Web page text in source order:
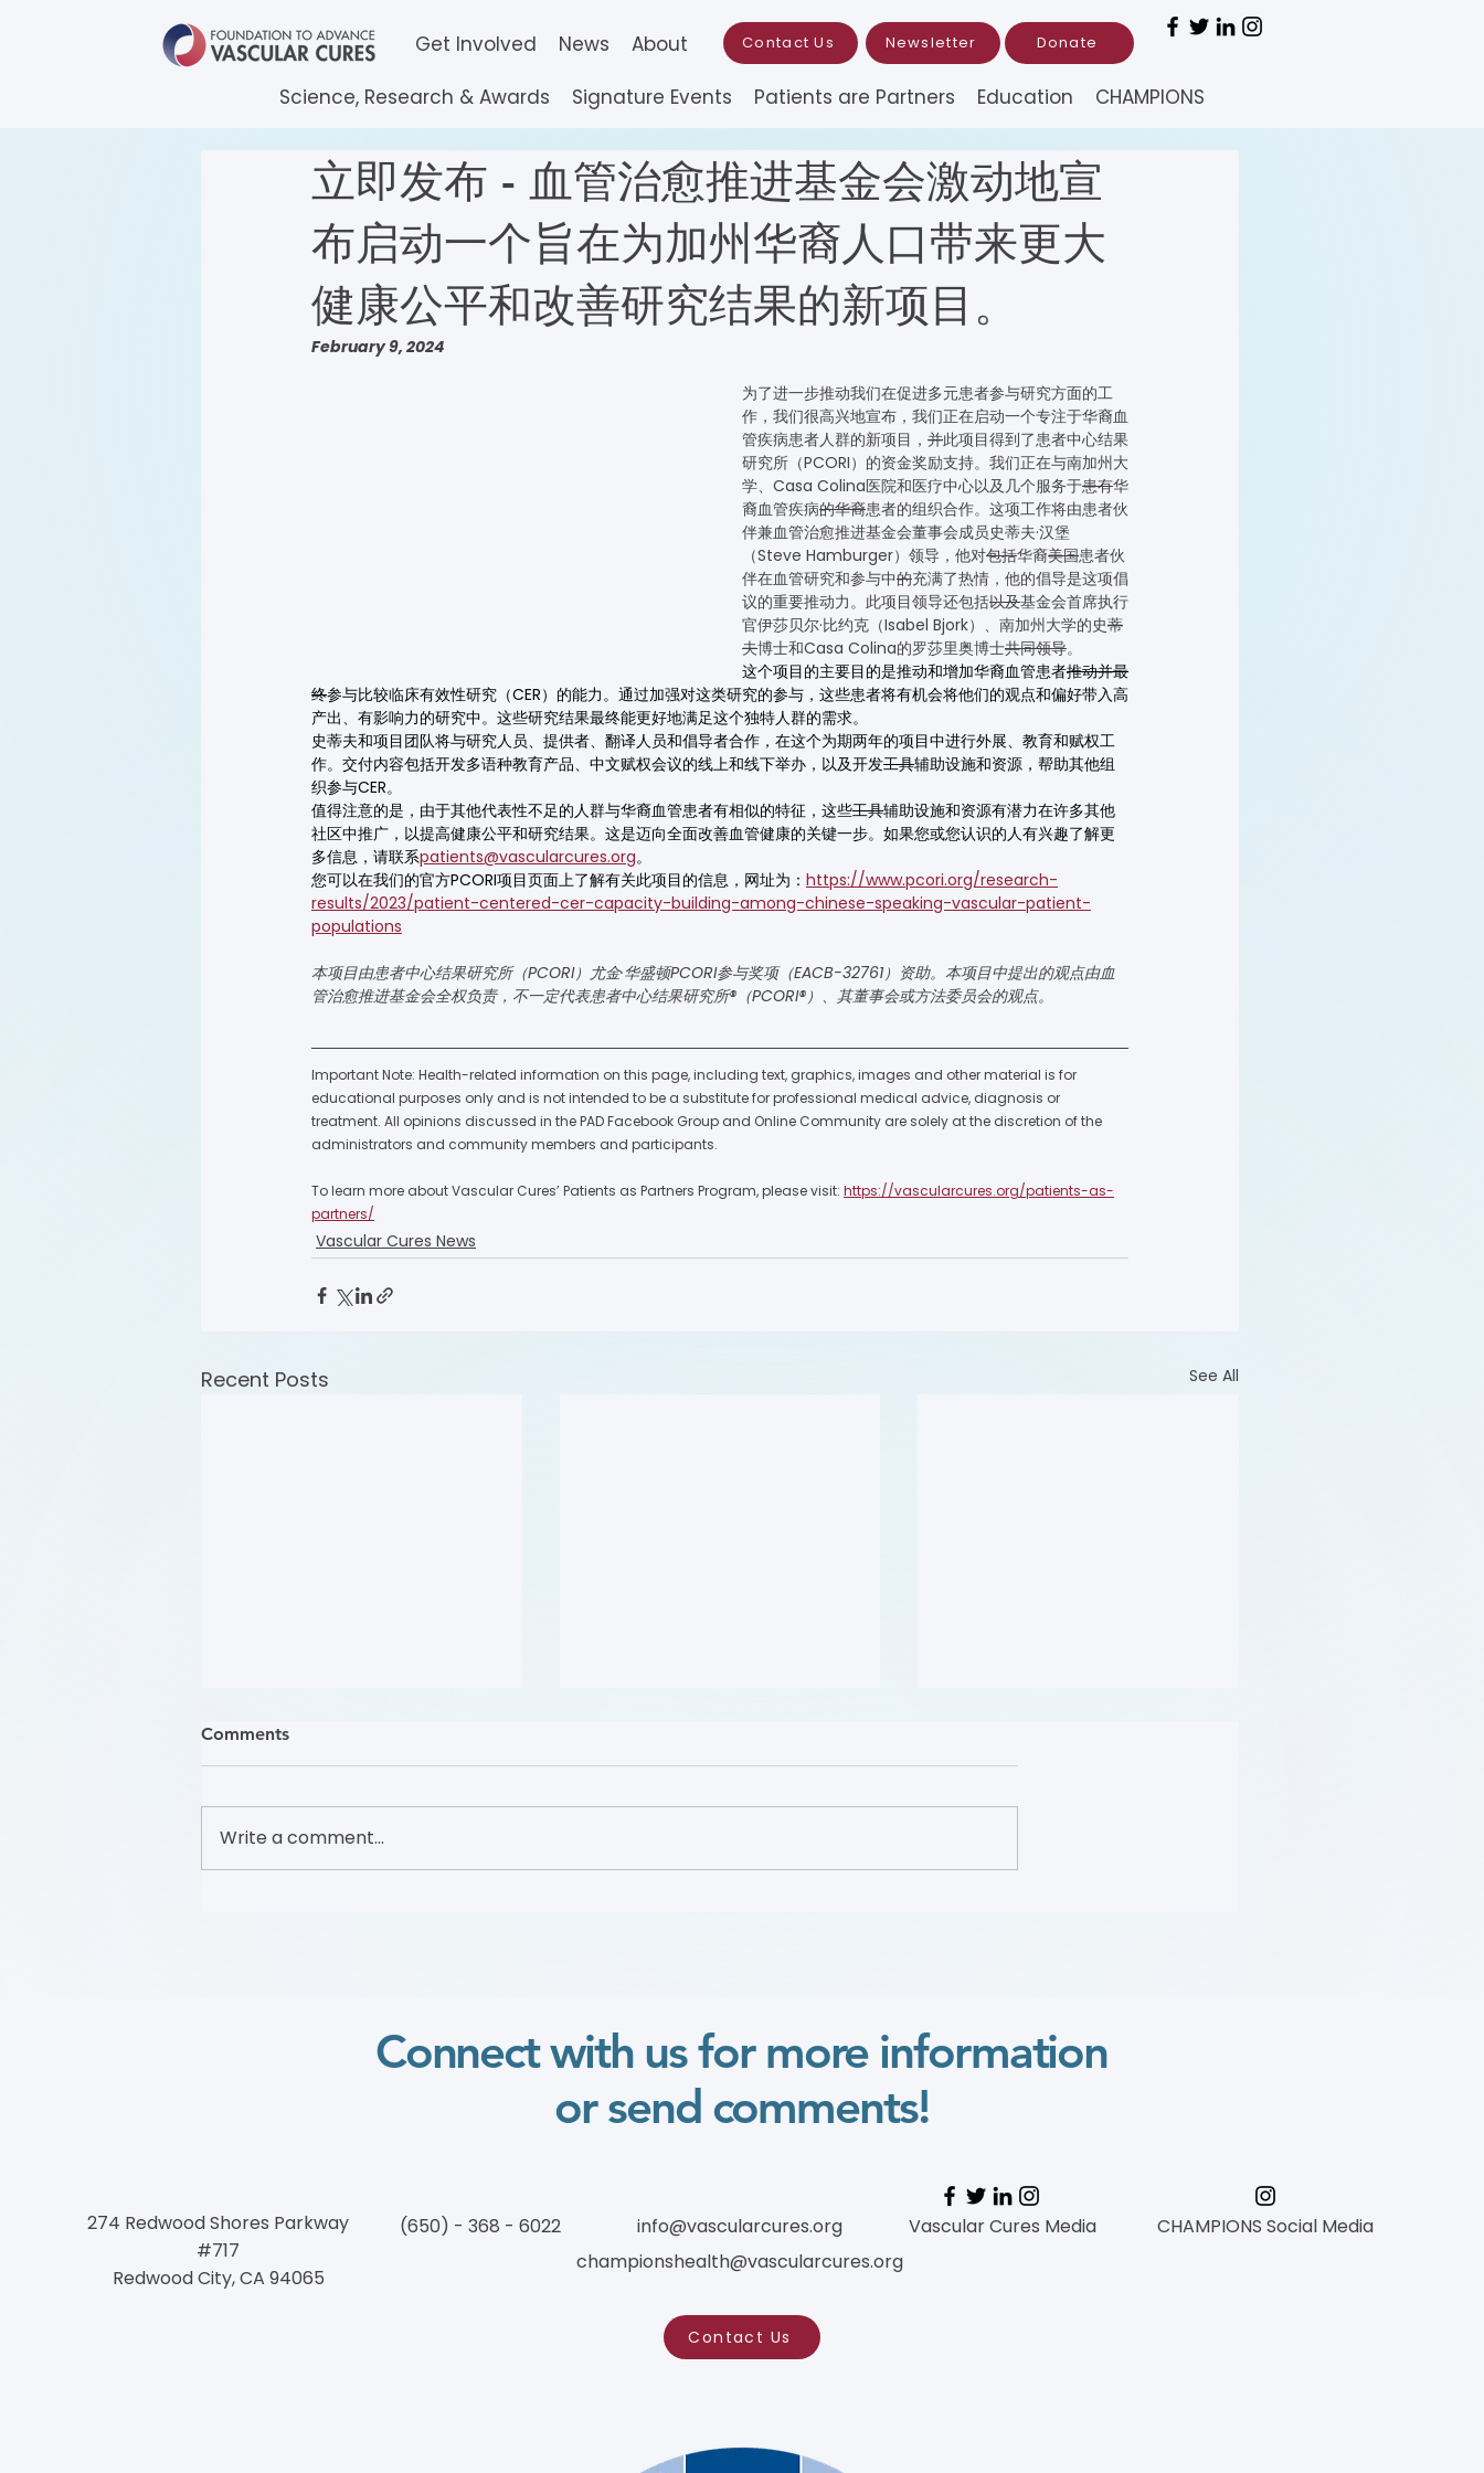
Get Involved News About Contact Us Newsletter Donate
Science, Research & Awards Signature Events Patients are Partners Education CHAMPIONS
立即发布 - 血管治愈推进基金会激动地宣
布启动一个旨在为加州华裔人口带来更大
健康公平和改善研究结果的新项目。
February 9, 2024
为了进一步推动我们在促进多元患者参与研究方面的工
作，我们很高兴地宣布，我们正在启动一个专注于华裔血
管疾病患者人群的新项目， 并此项目得到了患者中心结果
研究所（PCORI）的资金奖励支持。我们正在与南加州大
学、Casa Colina医院和医疗中心以及几个服务于患有华
裔血管疾病的华裔患者的组织合作。这项工作将由患者伙
伴兼血管治愈推进基金会董事会成员史蒂夫·汉堡
（Steve Hamburger）领导，他对包括华裔美国患者伙
伴在血管研究和参与中的充满了热情，他的倡导是这项倡
议的重要推动力。此项目领导还包括以及基金会首席执行
官伊莎贝尔·比约克（Isabel Bjork）、南加州大学的史蒂
夫博士和Casa Colina的罗莎里奥博士共同领导。
这个项目的主要目的是推动和增加华裔血管患者推动并最
终参与比较临床有效性研究（CER）的能力。通过加强对这类研究的参与，这些患者将有机会将他们的观点和偏好带入高
产出、有影响力的研究中。这些研究结果最终能更好地满足这个独特人群的需求。
史蒂夫和项目团队将与研究人员、提供者、翻译人员和倡导者合作，在这个为期两年的项目中进行外展、教育和赋权工
作。交付内容包括开发多语种教育产品、中文赋权会议的线上和线下举办，以及开发工具辅助设施和资源，帮助其他组
织参与CER。
值得注意的是，由于其他代表性不足的人群与华裔血管患者有相似的特征，这些工具辅助设施和资源有潜力在许多其他
社区中推广，以提高健康公平和研究结果。这是迈向全面改善血管健康的关键一步。如果您或您认识的人有兴趣了解更
多信息，请联系patients@vascularcures.org。
您可以在我们的官方PCORI项目页面上了解有关此项目的信息，网址为： https://www.pcori.org/research-
results/2023/patient-centered-cer-capacity-building-among-chinese-speaking-vascular-patient-
populations
本项目由患者中心结果研究所（PCORI）尤金·华盛顿PCORI参与奖项（EACB-32761）资助。本项目中提出的观点由血
管治愈推进基金会全权负责，不一定代表患者中心结果研究所®（PCORI®）、其董事会或方法委员会的观点。
Important Note: Health-related information on this page, including text, graphics, images and other material is for
educational purposes only and is not intended to be a substitute for professional medical advice, diagnosis or
treatment. All opinions discussed in the PAD Facebook Group and Online Community are solely at the discretion of the
administrators and community members and participants.
To learn more about Vascular Cures’ Patients as Partners Program, please visit: https://vascularcures.org/patients-as-
partners/
Vascular Cures News
Recent Posts See All
Comments
Write a comment...
Connect with us for more information
or send comments!
274 Redwood Shores Parkway
#717
Redwood City, CA 94065
(650) - 368 - 6022
info@vascularcures.org
championshealth@vascularcures.org
Contact Us
Vascular Cures Media CHAMPIONS Social Media